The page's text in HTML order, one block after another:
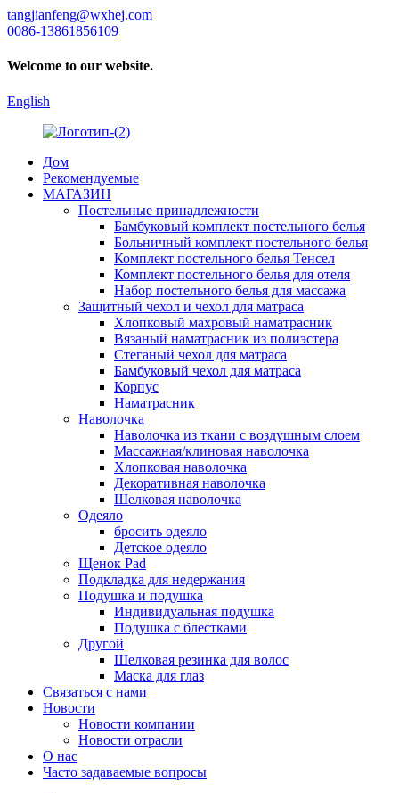
tangjianfeng@wxhej.com
0086-13861856109
Welcome to our website.
English
Дом
Рекомендуемые
МАГАЗИН
Постельные принадлежности
Бамбуковый комплект постельного белья
Больничный комплект постельного белья
Комплект постельного белья Тенсел
Комплект постельного белья для отеля
Набор постельного белья для массажа
Защитный чехол и чехол для матраса
Хлопковый махровый наматрасник
Вязаный наматрасник из полиэстера
Стеганый чехол для матраса
Бамбуковый чехол для матраса
Корпус
Наматрасник
Наволочка
Наволочка из ткани с воздушным слоем
Массажная/клиновая наволочка
Хлопковая наволочка
Декоративная наволочка
Шелковая наволочка
Одеяло
бросить одеяло
Детское одеяло
Щенок Pad
Подкладка для недержания
Подушка и подушка
Индивидуальная подушка
Подушка с блестками
Другой
Шелковая резинка для волос
Маска для глаз
Связаться с нами
Новости
Новости компании
Новости отрасли
О нас
Часто задаваемые вопросы